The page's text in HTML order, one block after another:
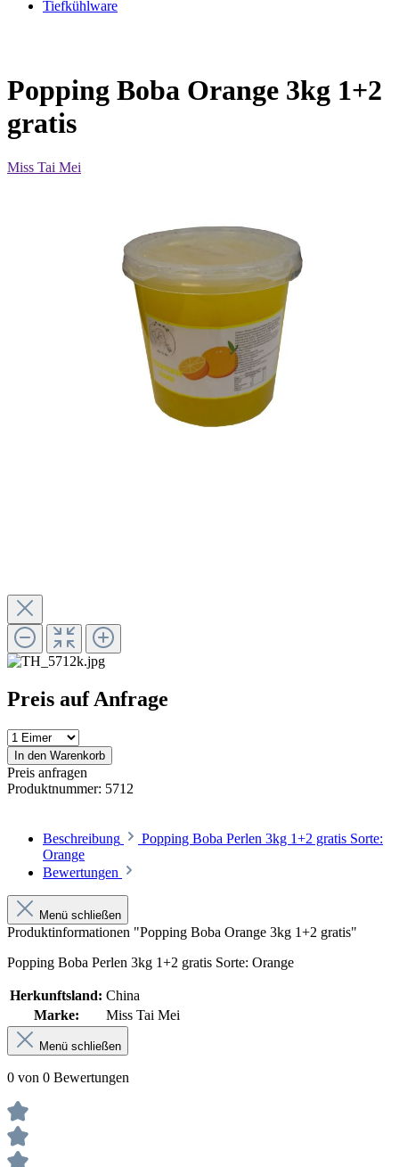
Tiefkühlware
Popping Boba Orange 3kg 1+2
gratis
Miss Tai Mei
Preis auf Anfrage
In den Warenkorb
Preis anfragen
Produktnummer: 5712
Beschreibung
Popping Boba Perlen 3kg 1+2 gratis Sorte:
Orange
Bewertungen
Menü schließen
Produktinformationen "Popping Boba Orange 3kg 1+2 gratis"
Popping Boba Perlen 3kg 1+2 gratis Sorte: Orange
Herkunftsland: China
Marke:
Miss Tai Mei
Menü schließen
0 von 0 Bewertungen